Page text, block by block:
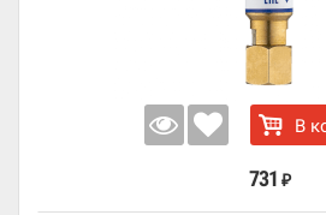
В
731 ₽